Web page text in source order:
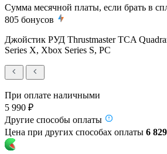
Сумма месячной платы, если брать в
805 бонусов
Джойстик РУД Thrustmaster TCA
Series X, Xbox Series S, PC
При оплате наличными
5 990 ₽
Другие способы оплаты
Цена при других способах оплаты 6